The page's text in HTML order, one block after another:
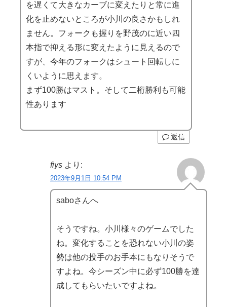
を遅くて大きなカーブに変えたりと常に進
化を止めないところが小川の良さかもしれ
ません。フォークも握りを野茂のに近い四
本指で抑える形に変えたように見えるので
すが、今年のフォークはシュート回転しに
くいように思えます。
まず100勝はマスト。そして二桁勝利も可能
性あります
返信
fiys より:
2023年9月1日 10:54 PM
saboさんへ
そうですね。小川様々のゲームでした
ね。変化することを恐れない小川の姿
勢は他の投手のお手本にもなりそうで
すよね。今シーズン中に必ず100勝を達
成してもらいたいですよね。